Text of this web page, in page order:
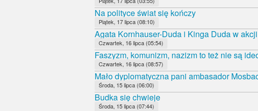
Na polityce świat się kończy
Piątek, 17 lipca (08:10)
Agata Kornhauser-Duda i Kinga Duda w akcji
Czwartek, 16 lipca (05:54)
Faszyzm, komunizm, nazizm to też nie są
Czwartek, 16 lipca (08:57)
Mało dyplomatyczna pani ambasador
Środa, 15 lipca (06:00)
Budka się chwieje
Środa, 15 lipca (07:44)